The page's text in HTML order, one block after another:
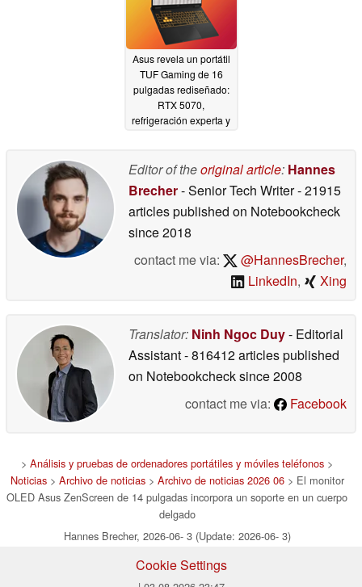
Asus revela un portátil
TUF Gaming de 16
pulgadas rediseñado:
RTX 5070,
refrigeración experta y
Editor of theoriginal article: Hannes
Brecher- Senior Tech Writer- 21915
articles published on Notebookcheck
since 2018
contact me via:
@HannesBrecher,
LinkedIn, Xing
Translator: Ninh Ngoc Duy- Editorial
Assistant- 816412 articles published
on Notebookchecksince 2008
contact me via:
Facebook
> Análisis y pruebas de ordenadores portátiles y móviles teléfonos >
Noticias> Archivo de noticias> Archivo de noticias 2026 06> El monitor
OLED Asus ZenScreen de 14 pulgadas incorpora un soporte en un cuerpo
delgado
Hannes Brecher, 2026-06- 3 (Update: 2026-06- 3)
Cookie Settings